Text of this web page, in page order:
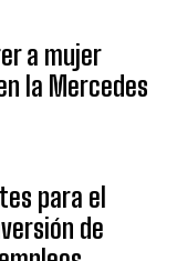
a mujer
la Mercedes
para el
de